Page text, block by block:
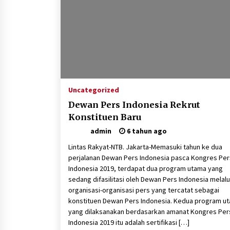
Tim Opsnal Polsek Kempo Amankan
salah satu Terduga Curanmor yang
sempat jadi DPO selama Sepekan
3 minggu ago
SATRESNARKOBA POLRES DOMPU
NARKOTIKA DI KECAMATAN KEMPO,
BELASAN PAKET DIDUGA SABU
DISITA
1 bulan ago
Uncategorized
Dewan Pers Indonesia Rekrut
Konstituen Baru
admin
6 tahun ago
Lintas Rakyat-NTB. Jakarta-Memasuki tahun ke dua
perjalanan Dewan Pers Indonesia pasca Kongres
Indonesia 2019, terdapat dua program utama yang
sedang difasilitasi oleh Dewan Pers Indonesia
organisasi-organisasi pers yang tercatat sebagai
konstituen Dewan Pers Indonesia. Kedua program
yang dilaksanakan berdasarkan amanat Kongres
Indonesia 2019 itu adalah sertifikasi […]